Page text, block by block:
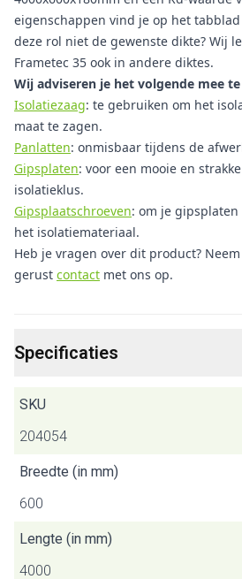
eigenschappen vind je op het tabblad
deze rol niet de gewenste dikte? Wij
Frametec 35 ook in andere diktes.
Wij adviseren je het volgende mee
Isolatiezaag: te gebruiken om het
maat te zagen.
Panlatten: onmisbaar tijdens de
Gipsplaten: voor een mooie en
isolatieklus.
Gipsplaatschroeven: om je
het isolatiemateriaal.
Heb je vragen over dit product?
gerust contact met ons op.
Specificaties
SKU
204054
Breedte (in mm)
600
Lengte (in mm)
4000